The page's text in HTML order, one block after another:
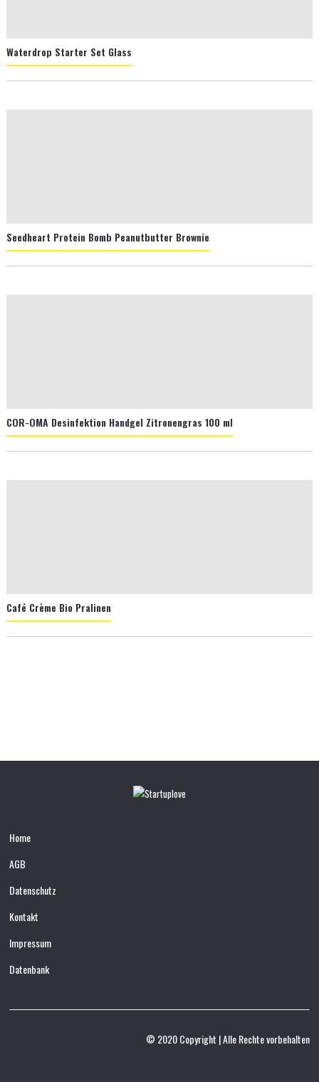
Waterdrop Starter Set Glass
Seedheart Protein Bomb Peanutbutter Brownie
COR-OMA Desinfektion Handgel Zitronengras 100 ml
Café Crème Bio Pralinen
Home
AGB
Datenschutz
Kontakt
Impressum
Datenbank
© 2020 Copyright | Alle Rechte vorbehalten